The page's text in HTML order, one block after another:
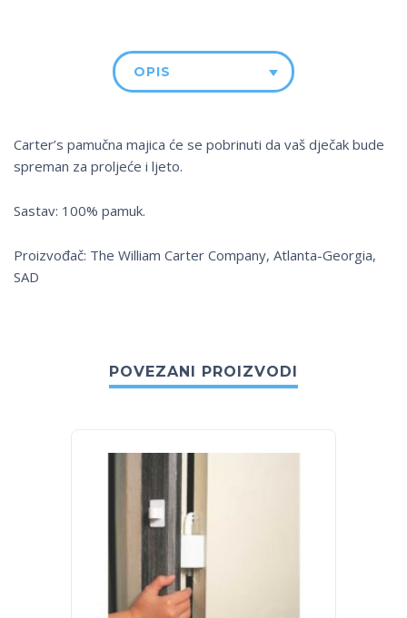
OPIS
Carter’s pamučna majica će se pobrinuti da vaš dječak bude
spreman za proljeće i ljeto.
Sastav: 100% pamuk.
Proizvođač: The William Carter Company, Atlanta-Georgia,
SAD
POVEZANI PROIZVODI